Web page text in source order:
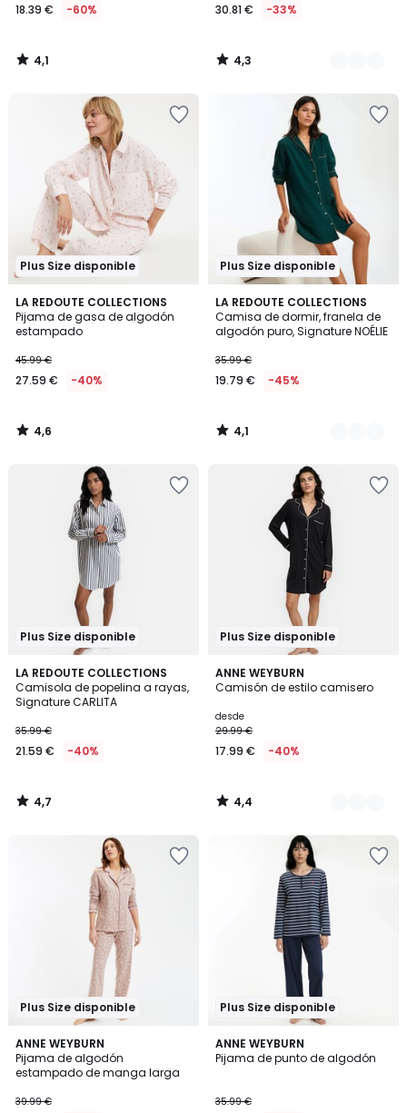
18.39 € -60%
4,1
/
30.81 € -33%
4,3
/
Plus Size disponible
LA REDOUTE COLLECTIONS
Pijama de gasa de algodón
estampado
45.99 €
27.59 € -40%
4,6
/ 5
4,6
/
Plus Size disponible
LA REDOUTE COLLECTIONS
Camisa de dormir, franela de
algodón puro, Signature NOÉLIE
35.99 €
19.79 € -45%
4,1
/ 5
2
Colores
4,1
/
Plus Size disponible
LA REDOUTE COLLECTIONS
Camisola de popelina a rayas,
Signature CARLITA
35.99 €
21.59 € -40%
4,7
/ 5
4,7
/
Plus Size disponible
ANNE WEYBURN
Camisón de estilo camisero
desde
29.99 €
17.99 € -40%
4,4
/ 5
2
Colores
4,4
/
Plus Size disponible
ANNE WEYBURN
Pijama de algodón
estampado de manga larga
39.99 €
4,5
/ 5
Plus Size disponible
ANNE WEYBURN
Pijama de punto de algodón
35.99 €
4,4
/ 5
3
Colores